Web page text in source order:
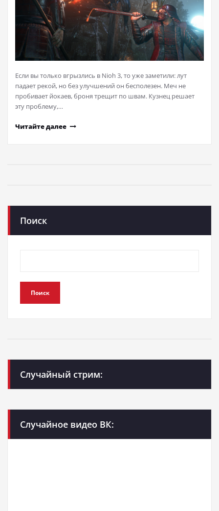
Если вы только вгрызлись в Nioh 3, то уже заметили: лут
падает рекой, но без улучшений он бесполезен. Меч не
пробивает йокаев, броня трещит по швам. Кузнец решает
эту проблему,…
Читайте далее
Поиск
Поиск
Случайный стрим:
Случайное видео ВК: